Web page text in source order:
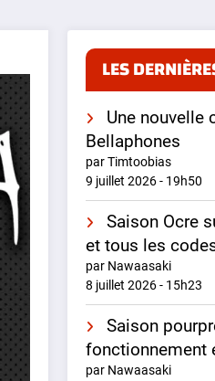
LES
Une nouvelle
Bellaphones
par Timtoobias
9 juillet 2026 - 19h50
Saison Ocre
et tous les
par Nawaasaki
8 juillet 2026 - 15h23
Saison
fonctionnement
par Nawaasaki